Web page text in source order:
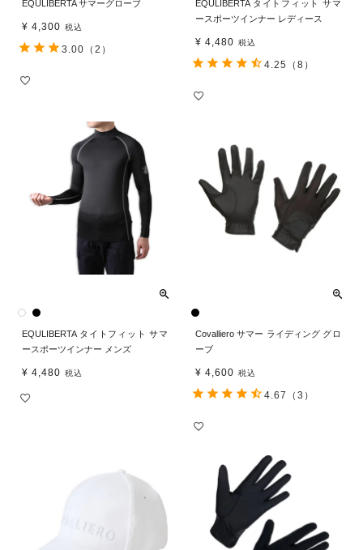
EQULIBERTA サマーグローブ
¥ 4,300 税込
3.00 （2）
EQULIBERTA タイトフィット サマ
ースポーツインナー レディース
¥ 4,480 税込
4.25 （8）
EQULIBERTA タイトフィット サマ
ースポーツインナー メンズ
¥ 4,480 税込
Covalliero サマー ライディング グロ
ーブ
¥ 4,600 税込
4.67 （3）